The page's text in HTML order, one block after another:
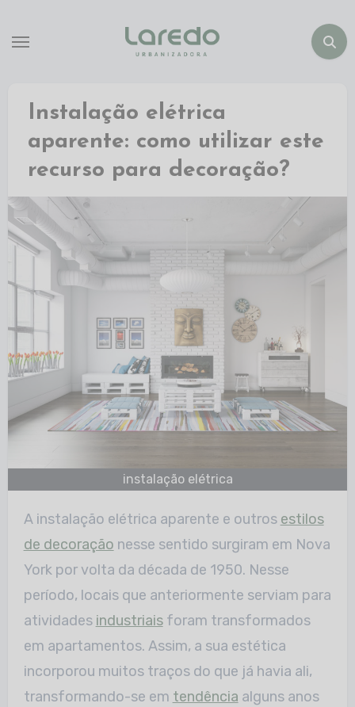
Instalação elétrica
aparente: como utilizar este
recurso para decoração?
instalação elétrica
A instalação elétrica aparente e outros estilos
de decoração nesse sentido surgiram em Nova
York por volta da década de 1950. Nesse
período, locais que anteriormente serviam para
atividades industriaisforam transformados
em apartamentos. Assim, a sua estética
incorporou muitos traços do que já havia ali,
transformando-se em tendência alguns anos